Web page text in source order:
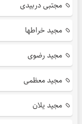
مجتبی دربیدی
مجید خراطها
مجید رضوی
مجید معظمی
مجید یلان